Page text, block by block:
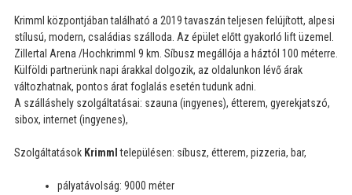
Krimml központjában található a 2019 tavaszán teljesen felújított, alpesi
stílusú, modern, családias szálloda. Az épület előtt gyakorló lift üzemel.
Zillertal Arena /Hochkrimml 9 km. Síbusz megállója a háztól 100 méterre.
Külföldi partnerünk napi árakkal dolgozik, az oldalunkon lévő árak
változhatnak, pontos árat foglalás esetén tudunk adni.
A szálláshely szolgáltatásai: szauna (ingyenes), étterem, gyerekjatszó,
sibox, internet (ingyenes),
Szolgáltatások Krimml településen: síbusz, étterem, pizzeria, bar,
pályatávolság: 9000 méter